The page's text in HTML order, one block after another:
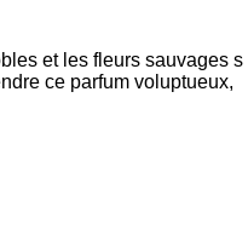
et les fleurs sauvages s
ce parfum voluptueux,